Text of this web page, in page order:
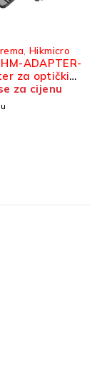
Hikmicro
ADAPTER-
za optički
za cijenu